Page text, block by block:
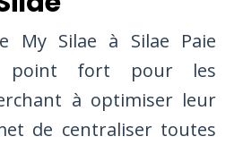
My Silae à Silae Paie
point fort pour les
à optimiser leur
de centraliser toutes